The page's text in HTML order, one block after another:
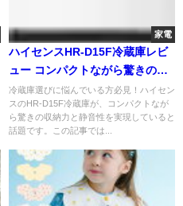
家電
ハイセンスHR-D15F冷蔵庫レビ
ュー コンパクトながら驚きの収
納力と静音性を実現！
冷蔵庫選びに悩んでいる方必見！ハイセン
スのHR-D15F冷蔵庫が、コンパクトなが
ら驚きの収納力と静音性を実現していると
話題です。この記事では...